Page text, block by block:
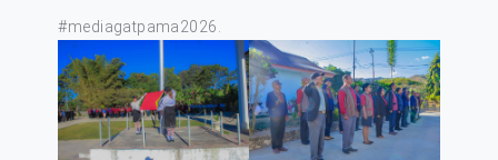
#mediagatpama2026